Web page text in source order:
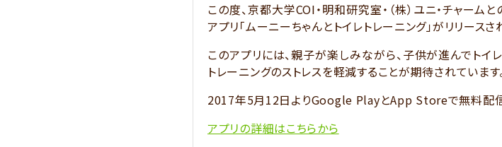
この度、京都大学COI・明和研究室・（株）ユニ・チャー
アプリ「ムーニーちゃんとトイレトレーニング」がリリースさ
このアプリには、親子が楽しみながら、子供が進んでトイ
トレーニングのストレスを軽減することが期待されています
2017年5月12日よりGoogle PlayとApp Storeで無料配信
アプリの詳細はこちらから